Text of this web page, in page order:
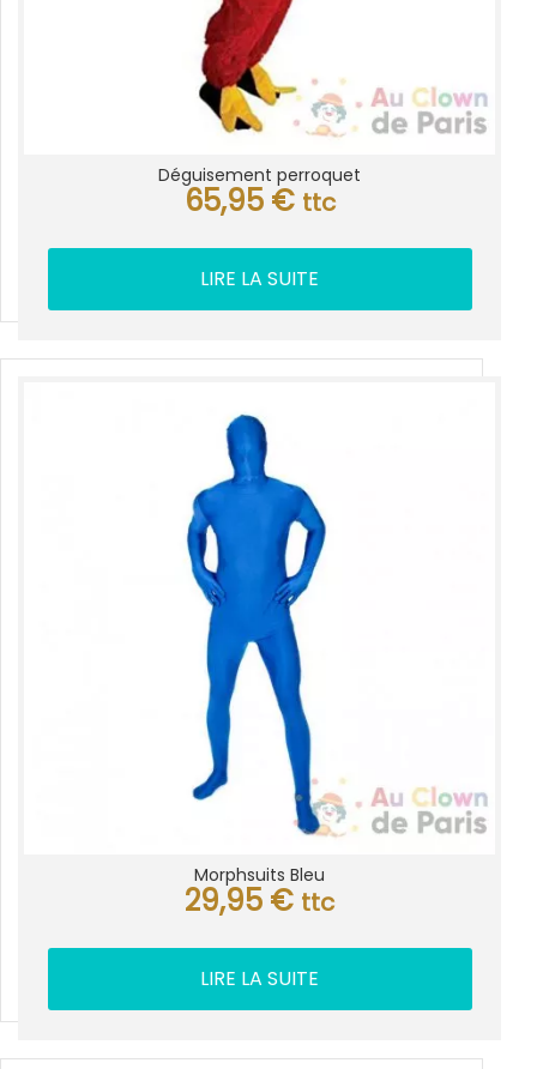
Déguisement perroquet
65,95 € ttc
LIRE LA SUITE
Morphsuits Bleu
29,95 € ttc
LIRE LA SUITE